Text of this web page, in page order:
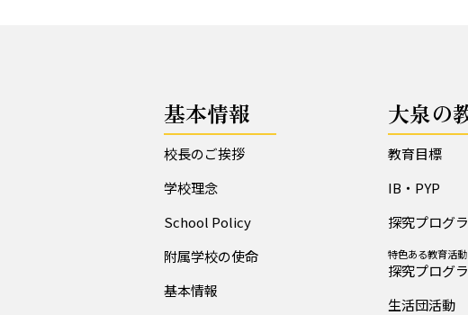
基本情報
校長のご挨拶
学校理念
School Policy
附属学校の使命
基本情報
大泉の
教育目標
IB・PYP
探究プログ
特色ある教育活動
探究プログ
生活団活動